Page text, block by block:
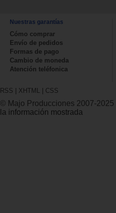
Nuestras garantías
Cómo comprar
Envío de pedidos
Formas de pago
Cambio de moneda
Atención teléfonica
RSS | XHTML | CSS
© Majo Producciones 2007-2025
la información mostrada